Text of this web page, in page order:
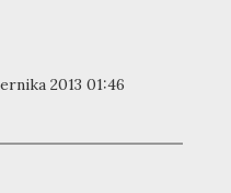
2013 01:46